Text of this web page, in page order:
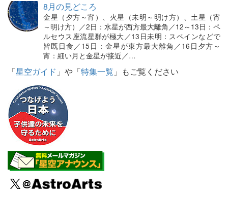
8月の見どころ
金星（夕方～宵）、火星（未明～明け方）、土星（宵
～明け方）／2日：水星が西方最大離角／12～13日：ペ
ルセウス座流星群が極大／13日未明：スペインなどで
皆既日食／15日：金星が東方最大離角／16日夕方～
宵：細い月と金星が接近／…
「星空ガイド 」や「特集一覧 」もご覧ください